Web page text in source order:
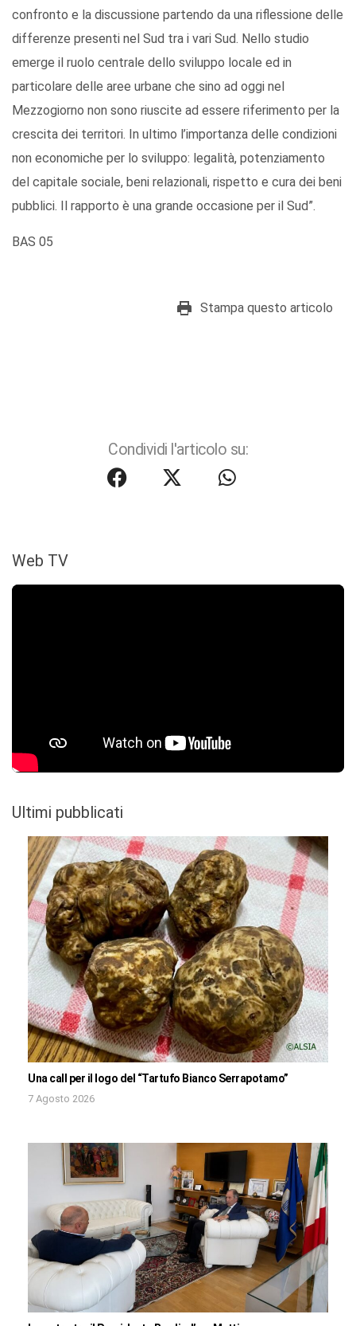
confronto e la discussione partendo da una riflessione delle
differenze presenti nel Sud tra i vari Sud. Nello studio
emerge il ruolo centrale dello sviluppo locale ed in
particolare delle aree urbane che sino ad oggi nel
Mezzogiorno non sono riuscite ad essere riferimento per la
crescita dei territori. In ultimo l’importanza delle condizioni
non economiche per lo sviluppo: legalità, potenziamento
del capitale sociale, beni relazionali, rispetto e cura dei beni
pubblici. Il rapporto è una grande occasione per il Sud”.
BAS 05
Stampa questo articolo
Condividi l'articolo su:
Web TV
Ultimi pubblicati
Una call per il logo del “Tartufo Bianco Serrapotamo”
7 Agosto 2026